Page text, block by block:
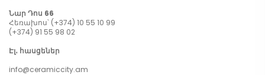
Նար Դոս 66
Հեռախոս՝ (+374) 10 55 10 99
(+374) 91 55 98 02
Էլ․ հասցեներ
info@ceramiccity.am